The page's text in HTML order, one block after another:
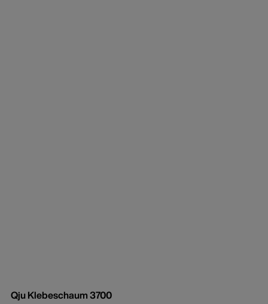
Qju Klebeschaum 3700